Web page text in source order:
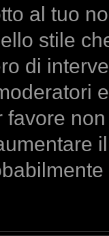
al tuo
stile
di
favore